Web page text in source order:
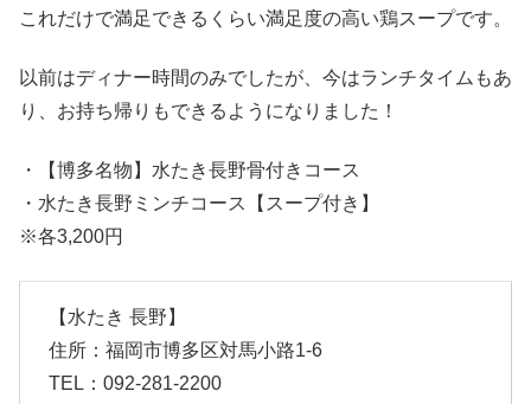
これだけで満足できるくらい満足度の高い鶏スープです。
以前はディナー時間のみでしたが、今はランチタイムもあ
り、お持ち帰りもできるようになりました！
・【博多名物】水たき長野骨付きコース
・水たき長野ミンチコース【スープ付き】
※各3,200円
【水たき 長野】
住所：福岡市博多区対馬小路1-6
TEL：092-281-2200